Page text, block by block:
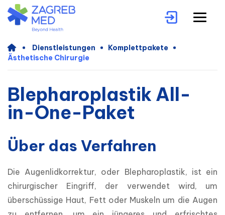
Dienstleistungen
Komplettpakete
Ästhetische Chirurgie
Blepharoplastik All-
in-One-Paket
Über das Verfahren
Die Augenlidkorrektur, oder Blepharoplastik, ist ein
chirurgischer Eingriff, der verwendet wird, um
überschüssige Haut, Fett oder Muskeln um die Augen